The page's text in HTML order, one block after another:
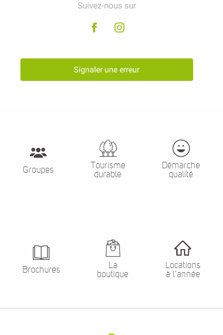
Suivez-nous sur
Signaler une erreur
Groupes
Tourisme
durable
Démarche
qualité
Brochures
La
boutique
Locations
à l’année